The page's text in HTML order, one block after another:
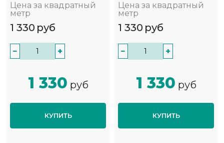
Цена за квадратный
метр
1 330 руб
− +
1 330 руб
КУПИТЬ
Цена за квадратный
метр
1 330 руб
− +
1 330 руб
КУПИТЬ